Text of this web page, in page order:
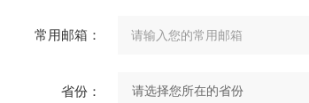
常用邮箱：
省份：